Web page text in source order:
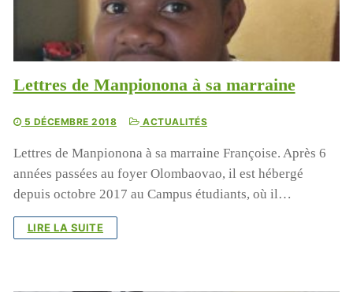
Lettres de Manpionona à sa marraine
5 DÉCEMBRE 2018 ACTUALITÉS
Lettres de Manpionona à sa marraine Françoise. Après 6
années passées au foyer Olombaovao, il est hébergé
depuis octobre 2017 au Campus étudiants, où il…
LIRE LA SUITE